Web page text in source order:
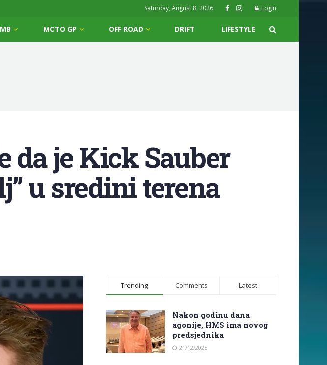
Saturday, August 8, 2026 Login
MOTO GP OFF ROAD DRIFT LIFESTYLE
da je Kick Sauber
u sredini terena
Trending Comments Latest
Nakon godinu dana
agonije, HMS ima novog
predsjednika
21/12/2025